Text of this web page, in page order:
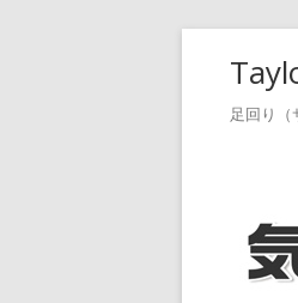
足回り（